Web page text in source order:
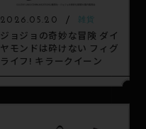
2026.05.20 雑貨
ジョジョの奇妙な冒険 ダイ
ヤモンドは砕けない フィグ
ライフ! キラークイーン